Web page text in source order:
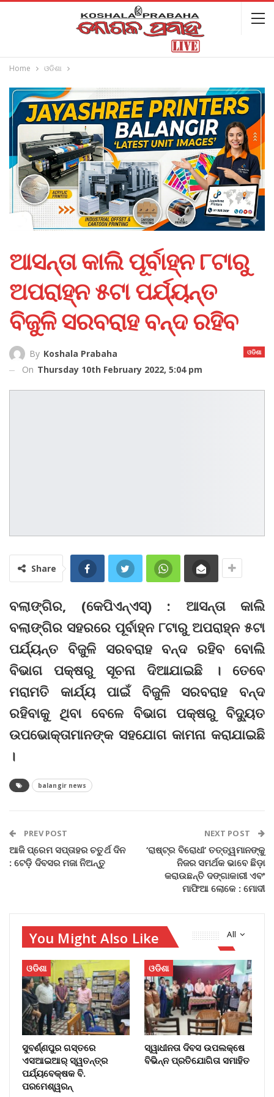
Home ଓଡିଶା
ଆସନ୍ତା କାଲି ପୂର୍ବାହ୍ନ ୮ଟାରୁ
ଅପରାହ୍ନ ୫ଟା ପର୍ଯ୍ୟନ୍ତ
ବିଜୁଳି ସରବରାହ ବନ୍ଦ ରହିବ
ଓଡିଶା
By Koshala Prabaha
On Thursday 10th February 2022, 5:04 pm
Share
ବଲାଙ୍ଗିର, (କେପିଏନ୍‌ଏସ୍‌) : ଆସନ୍ତା କାଲି
ବଲାଙ୍ଗିର ସହରରେ ପୂର୍ବାହ୍ନ ୮ଟାରୁ ଅପରାହ୍ନ ୫ଟା
ପର୍ଯ୍ୟନ୍ତ ବିଜୁଳି ସରବରାହ ବନ୍ଦ ରହିବ ବୋଲି
ବିଭାଗ ପକ୍ଷରୁ ସୂଚନା ଦିଆଯାଇଛି । ତେବେ
ମରାମତି କାର୍ଯ୍ୟ ପାଇଁ ବିଜୁଳି ସରବରାହ ବନ୍ଦ
ରହିବାକୁ ଥିବା ବେଳେ ବିଭାଗ ପକ୍ଷରୁ ବିଦ୍ୟୁତ
ଉପଭୋକ୍ତାମାନଙ୍କ ସହଯୋଗ କାମନା କରାଯାଇଛି
।
balangir news
PREV POST
ଆଜି ପ୍ରେମ ସପ୍ତାହର ଚତୁର୍ଥ ଦିନ
: ଟେଡ଼ି ଦିବସର ମଜା ନିଅନ୍ତୁ
NEXT POST
‘ରାଷ୍ଟ୍ର ବିରୋଧୀ’ ତତ୍ତ୍ୱମାନଙ୍କୁ
ନିଜର ସମର୍ଥକ ଭାବେ ଛିଡ଼ା
କରାଉଛନ୍ତି ଦଙ୍ଗାକାରୀ ଏବଂ
ମାଫିଆ ଲୋକେ : ମୋଦୀ
All
You Might Also Like
ଓଡିଶା
ସୁବର୍ଣ୍ଣପୁର ଗସ୍ତରେ
ଏସଆଇଆର୍ ସ୍ୱତନ୍ତ୍ର
ପର୍ଯ୍ୟବେକ୍ଷକ ବି.
ପରମେଶ୍ୱରନ୍
ଓଡିଶା
ସ୍ୱାଧୀନତା ଦିବସ ଉପଲକ୍ଷେ
ବିଭିନ୍ନ ପ୍ରତିଯୋଗିତା ସମାହିତ